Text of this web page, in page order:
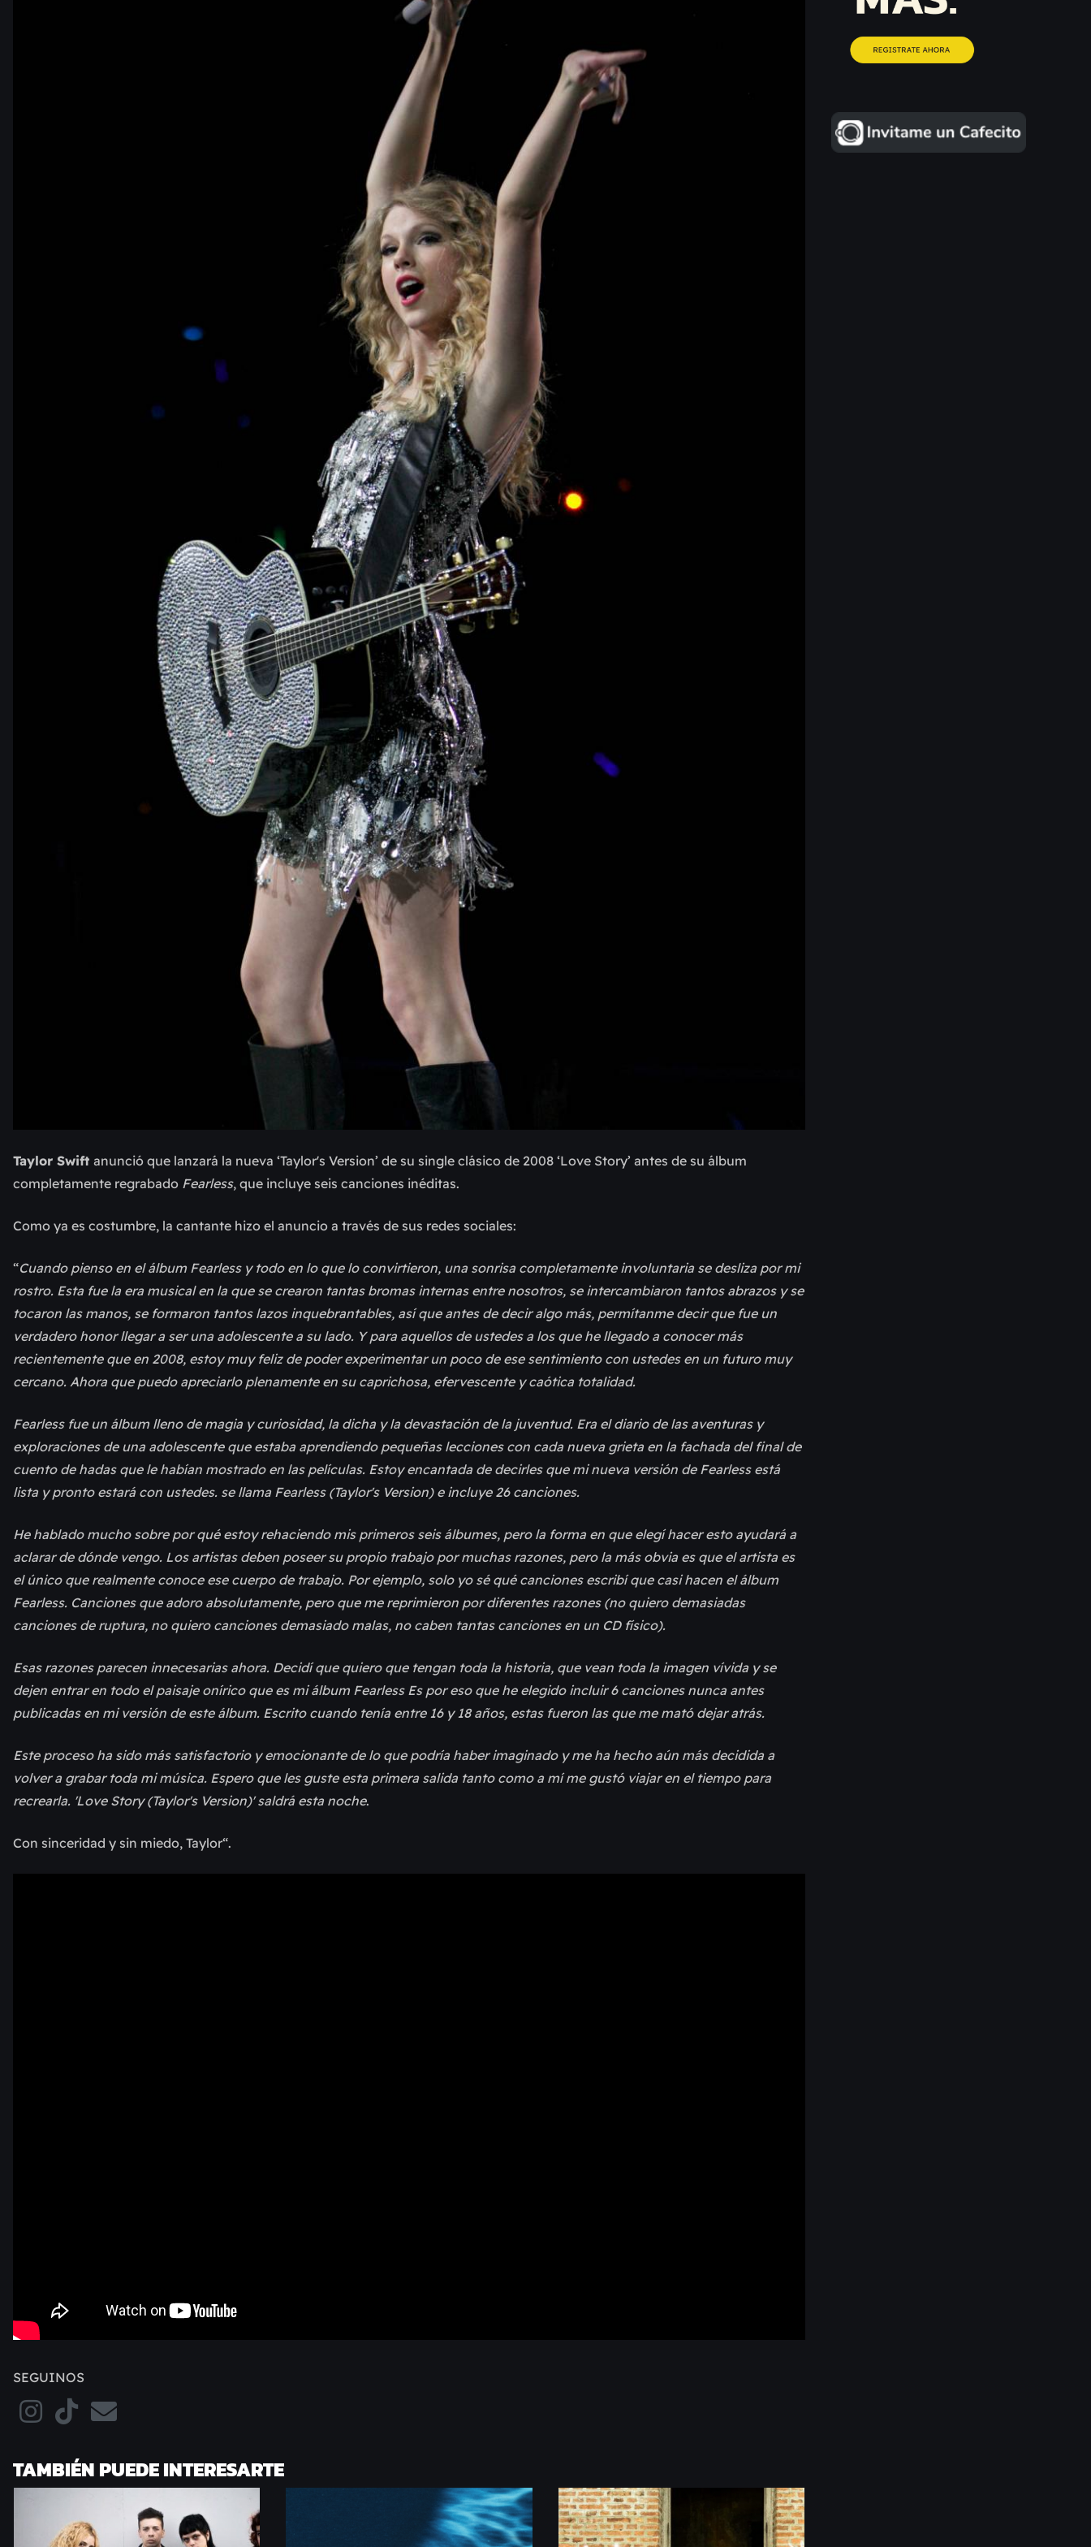
Taylor Swift anunció que lanzará la nueva ‘Taylor's Version’ de su single clásico de 2008 ‘Love Story’ antes de su álbum
completamente regrabado Fearless, que incluye seis canciones inéditas.
Como ya es costumbre, la cantante hizo el anuncio a través de sus redes sociales:
“Cuando pienso en el álbum Fearless y todo en lo que lo convirtieron, una sonrisa completamente involuntaria se desliza por mi
rostro. Esta fue la era musical en la que se crearon tantas bromas internas entre nosotros, se intercambiaron tantos abrazos y se
tocaron las manos, se formaron tantos lazos inquebrantables, así que antes de decir algo más, permítanme decir que fue un
verdadero honor llegar a ser una adolescente a su lado. Y para aquellos de ustedes a los que he llegado a conocer más
recientemente que en 2008, estoy muy feliz de poder experimentar un poco de ese sentimiento con ustedes en un futuro muy
cercano. Ahora que puedo apreciarlo plenamente en su caprichosa, efervescente y caótica totalidad.
Fearless fue un álbum lleno de magia y curiosidad, la dicha y la devastación de la juventud. Era el diario de las aventuras y
exploraciones de una adolescente que estaba aprendiendo pequeñas lecciones con cada nueva grieta en la fachada del final de
cuento de hadas que le habían mostrado en las películas. Estoy encantada de decirles que mi nueva versión de Fearless está
lista y pronto estará con ustedes. se llama Fearless (Taylor's Version) e incluye 26 canciones.
He hablado mucho sobre por qué estoy rehaciendo mis primeros seis álbumes, pero la forma en que elegí hacer esto ayudará a
aclarar de dónde vengo. Los artistas deben poseer su propio trabajo por muchas razones, pero la más obvia es que el artista es
el único que realmente conoce ese cuerpo de trabajo. Por ejemplo, solo yo sé qué canciones escribí que casi hacen el álbum
Fearless. Canciones que adoro absolutamente, pero que me reprimieron por diferentes razones (no quiero demasiadas
canciones de ruptura, no quiero canciones demasiado malas, no caben tantas canciones en un CD físico).
Esas razones parecen innecesarias ahora. Decidí que quiero que tengan toda la historia, que vean toda la imagen vívida y se
dejen entrar en todo el paisaje onírico que es mi álbum Fearless Es por eso que he elegido incluir 6 canciones nunca antes
publicadas en mi versión de este álbum. Escrito cuando tenía entre 16 y 18 años, estas fueron las que me mató dejar atrás.
Este proceso ha sido más satisfactorio y emocionante de lo que podría haber imaginado y me ha hecho aún más decidida a
volver a grabar toda mi música. Espero que les guste esta primera salida tanto como a mí me gustó viajar en el tiempo para
recrearla. 'Love Story (Taylor's Version)' saldrá esta noche.
Con sinceridad y sin miedo, Taylor“.
SEGUINOS
TAMBIÉN PUEDE INTERESARTE